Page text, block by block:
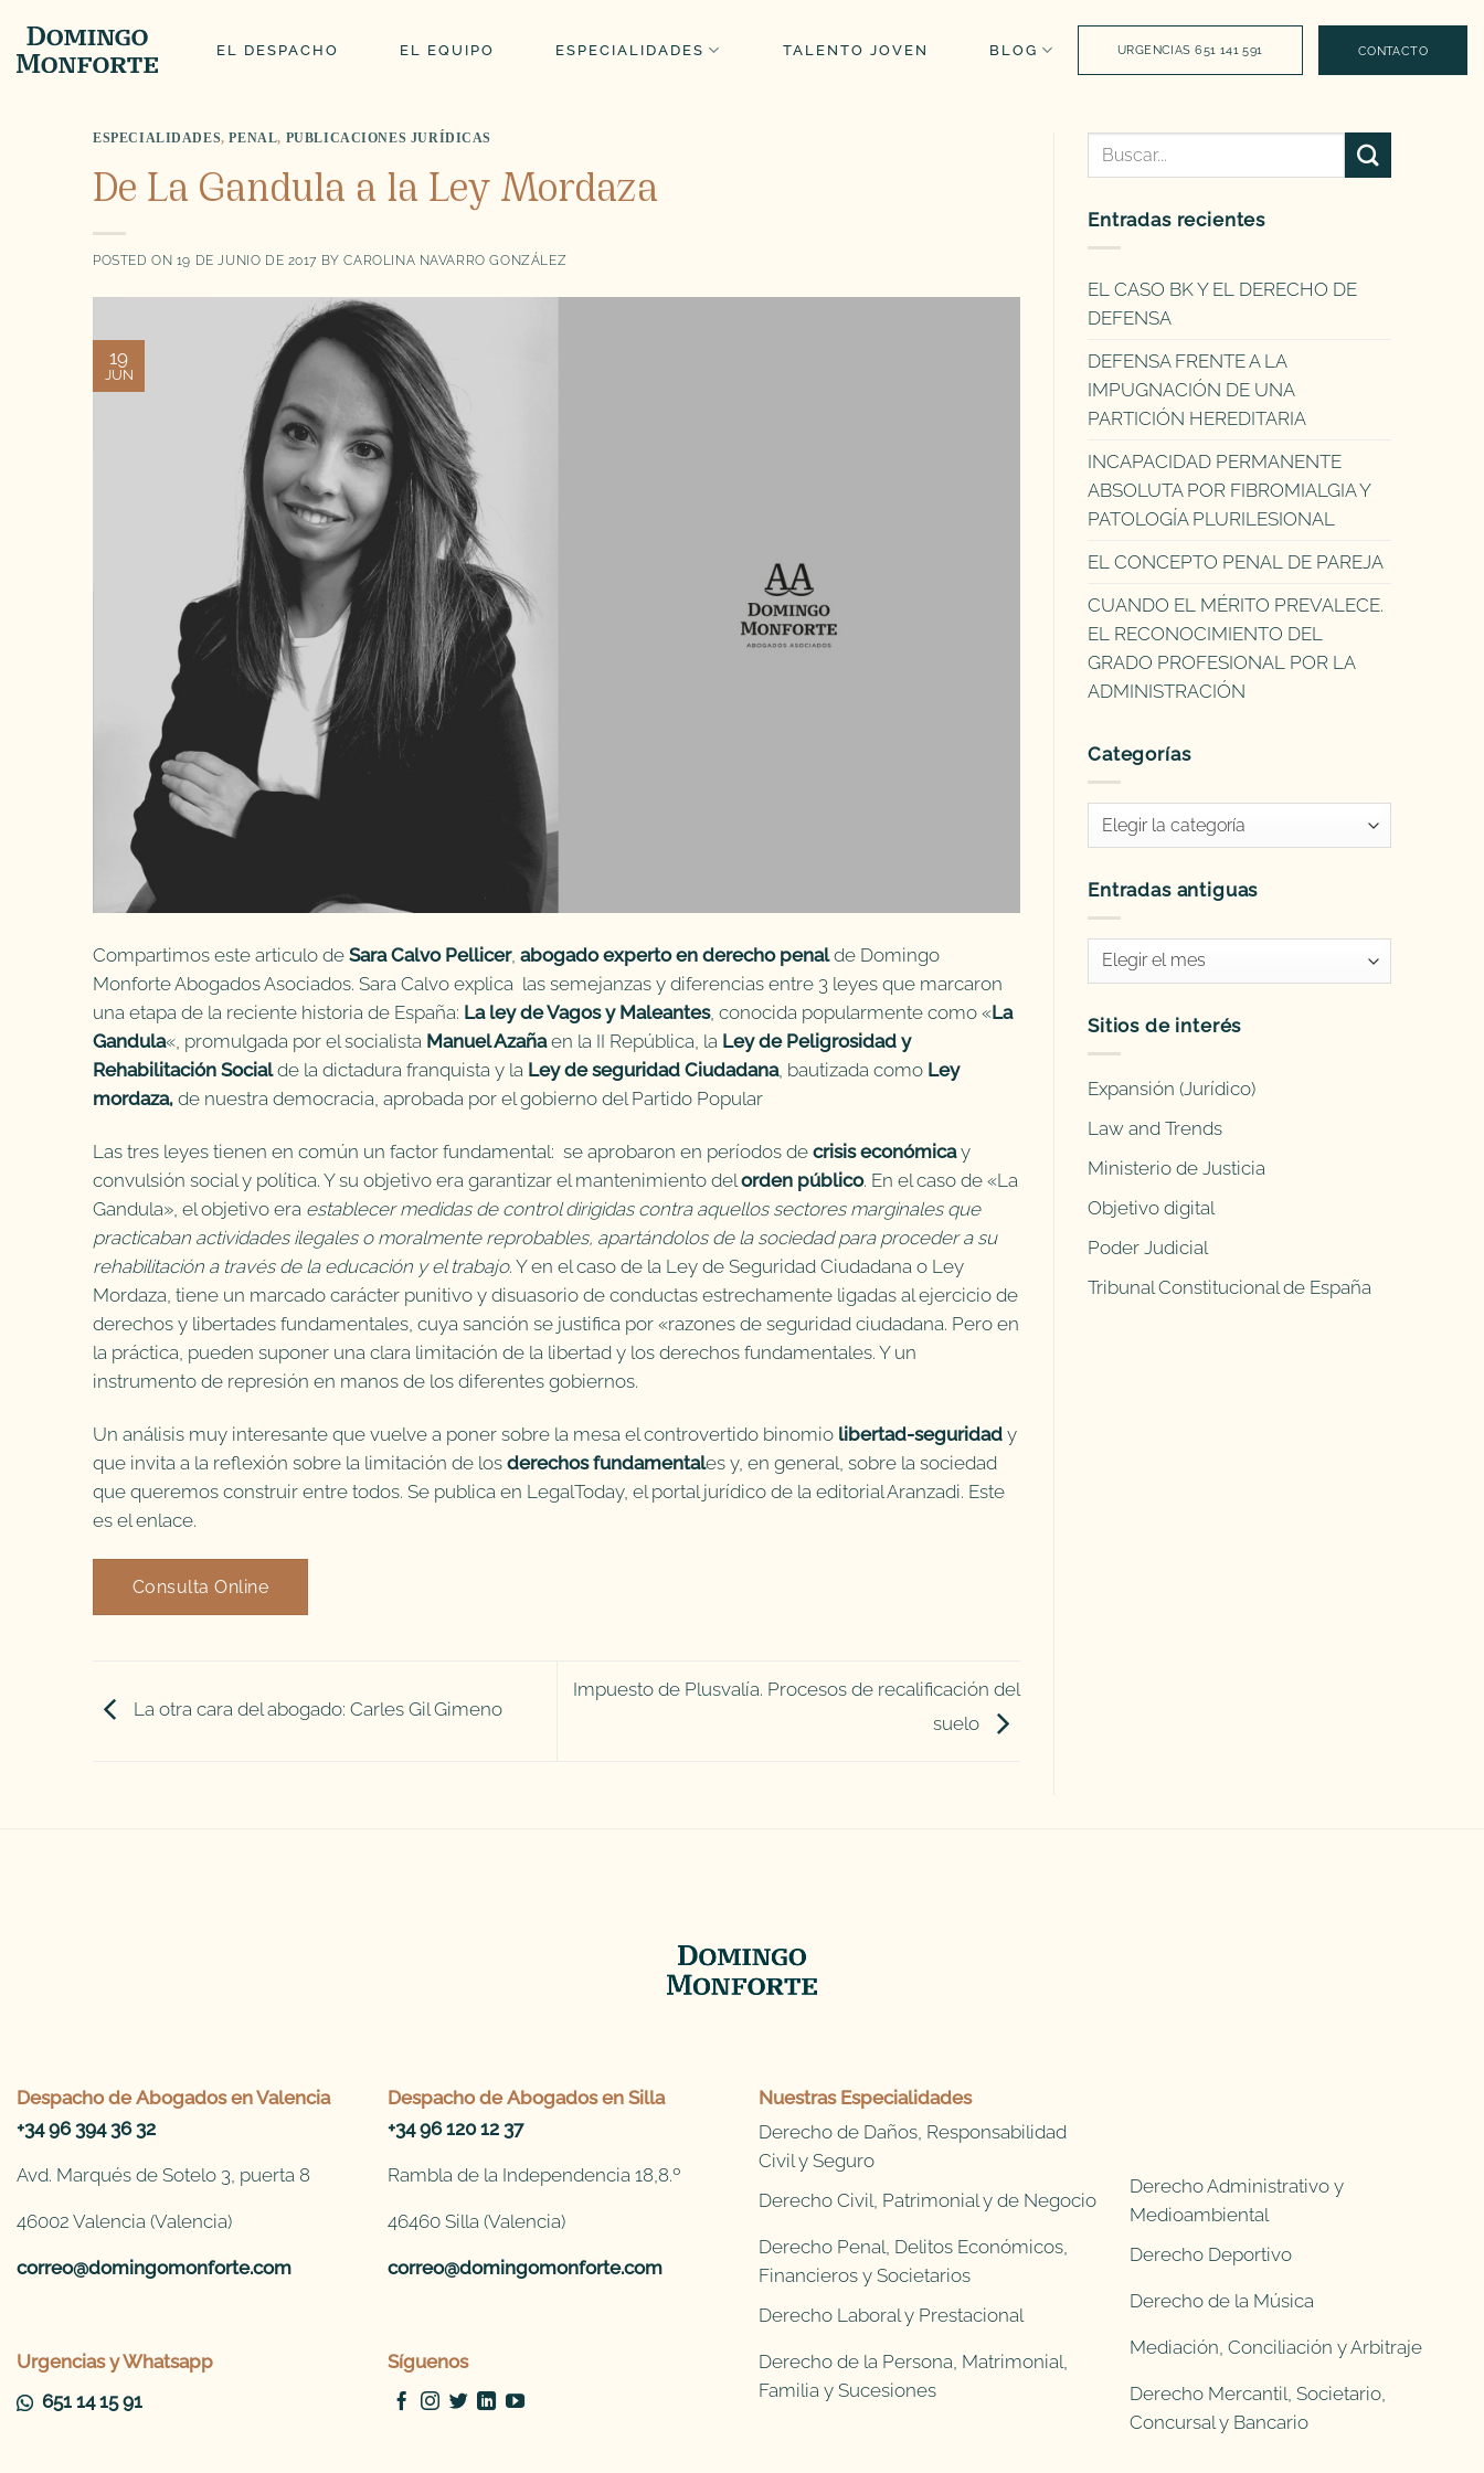
contenido
EL DESPACHO EL EQUIPO ESPECIALIDADES TALENTO JOVEN BLOG URGENCIAS 651 141 591 CONTACTO
ESPECIALIDADES,PENAL, PUBLICACIONES JURÍDICAS
De La Gandula a la Ley Mordaza
POSTED ON 19 DE JUNIO DE 2017 BYCAROLINA NAVARRO GONZÁLEZ
19
JUN
Compartimos este articulo de Sara Calvo Pellicer, abogado experto en derecho penalde Domingo
Monforte Abogados Asociados. Sara Calvo explica las semejanzas y diferencias entre 3 leyes que marcaron
una etapa de la reciente historia de España: La ley de Vagos y Maleantes, conocida popularmente como «La
Gandula«, promulgada por el socialista Manuel Azañaen la II República, la Ley de Peligrosidad y
Rehabilitación Socialde la dictadura franquista y la Ley de seguridad Ciudadana, bautizada como Ley
mordaza, de nuestra democracia, aprobada por el gobierno del Partido Popular
Las tres leyes tienen en común un factor fundamental: se aprobaron en períodos de crisis económicay
convulsión social y política. Y su objetivo era garantizar el mantenimiento delorden público. En el caso de «La
Gandula», el objetivo era establecer medidas de control dirigidas contra aquellos sectores marginales que
practicaban actividades ilegales o moralmente reprobables, apartándolos de la sociedad para proceder a su
rehabilitación a través de la educación y el trabajo. Y en el caso de la Ley de Seguridad Ciudadana o Ley
Mordaza, tiene un marcado carácter punitivo y disuasorio de conductas estrechamente ligadas al ejercicio de
derechos y libertades fundamentales, cuya sanción se justifica por «razones de seguridad ciudadana. Pero en
la práctica, pueden suponer una clara limitación de la libertad y los derechos fundamentales. Y un
instrumento de represión en manos de los diferentes gobiernos.
Un análisis muy interesante que vuelve a poner sobre la mesa el controvertido binomio libertad-seguridad y
que invita a la reflexión sobre la limitación de los derechos fundamentales y, en general, sobre la sociedad
que queremos construir entre todos. Se publica en LegalToday, el portal jurídico de la editorial Aranzadi. Este
es el enlace.
Consulta Online
La otra cara del abogado: Carles Gil Gimeno
Impuesto de Plusvalía. Procesos de recalificación del
suelo
Entradas recientes
EL CASO BK Y EL DERECHO DE
DEFENSA
DEFENSA FRENTE A LA
IMPUGNACIÓN DE UNA
PARTICIÓN HEREDITARIA
INCAPACIDAD PERMANENTE
ABSOLUTA POR FIBROMIALGIA Y
PATOLOGÍA PLURILESIONAL
EL CONCEPTO PENAL DE PAREJA
CUANDO EL MÉRITO PREVALECE.
EL RECONOCIMIENTO DEL
GRADO PROFESIONAL POR LA
ADMINISTRACIÓN
Categorías
Categorías
Entradas antiguas
Entradas
antiguas
Sitios de interés
Expansión (Jurídico)
Law and Trends
Ministerio de Justicia
Objetivo digital
Poder Judicial
Tribunal Constitucional de España
Despacho de Abogados en Valencia
+34 96 394 36 32
Avd. Marqués de Sotelo 3, puerta 8
46002 Valencia (Valencia)
correo@domingomonforte.com
Urgencias y Whatsapp
651 14 15 91
Despacho de Abogados en Silla
+34 96 120 12 37
Rambla de la Independencia 18,8.º
46460 Silla (Valencia)
correo@domingomonforte.com
Síguenos
Nuestras Especialidades
Derecho de Daños, Responsabilidad
Civil y Seguro
Derecho Civil, Patrimonial y de Negocio
Derecho Penal, Delitos Económicos,
Financieros y Societarios
Derecho Laboral y Prestacional
Derecho de la Persona, Matrimonial,
Familia y Sucesiones
Derecho Administrativo y
Medioambiental
Derecho Deportivo
Derecho de la Música
Mediación, Conciliación y Arbitraje
Derecho Mercantil, Societario,
Concursal y Bancario